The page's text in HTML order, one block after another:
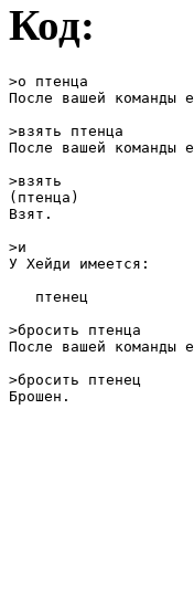
Код:
>о птенца
После вашей команды
>взять птенца
После вашей команды
>взять
(птенца)
Взят.
>и
У Хейди имеется:
   птенец
>бросить птенца
После вашей команды
>бросить птенец
Брошен.